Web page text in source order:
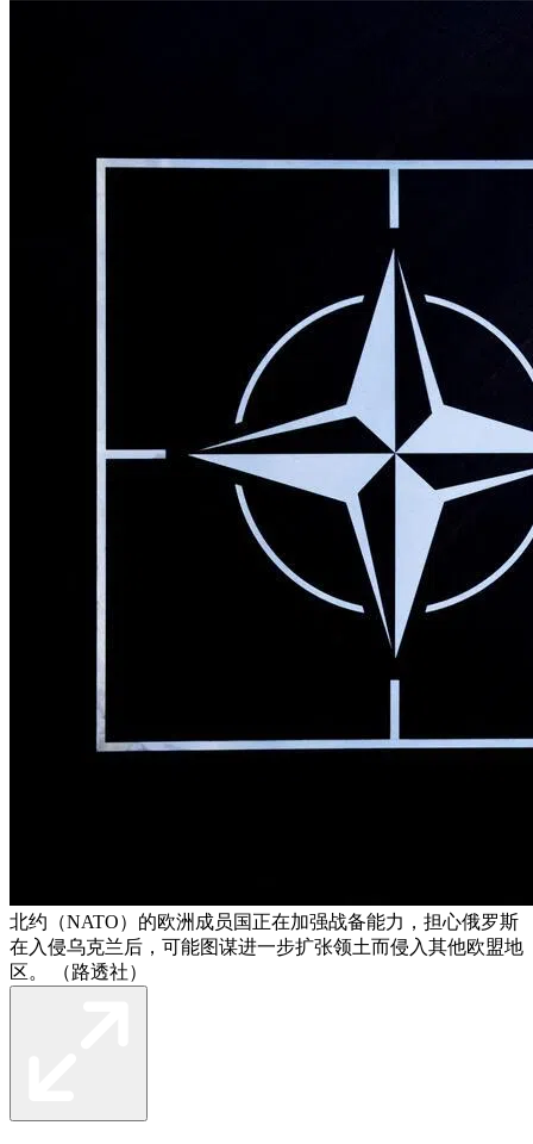
北约（NATO）的欧洲成员国正在加强战备能力，担心俄罗斯
在入侵乌克兰后，可能图谋进一步扩张领土而侵入其他欧盟地
区。 （路透社）